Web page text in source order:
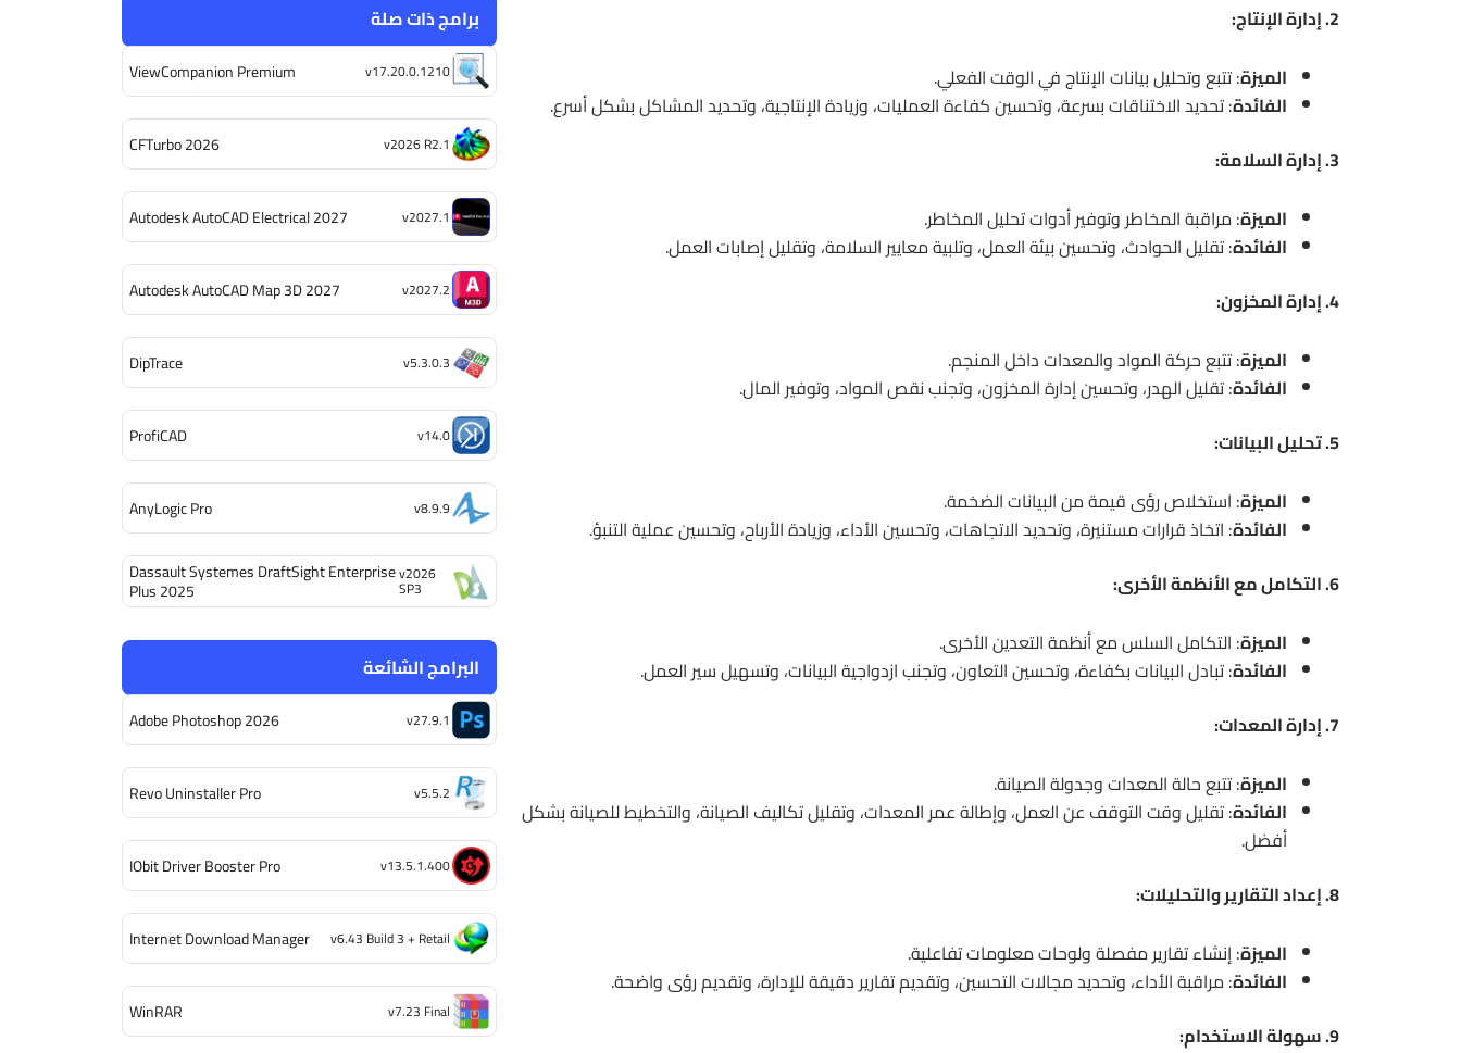
برامج ذات صلة
ViewCompanion Premium v17.20.0.1210
CFTurbo 2026 v2026 R2.1
Autodesk AutoCAD Electrical 2027 v2027.1
Autodesk AutoCAD Map 3D 2027 v2027.2
DipTrace v5.3.0.3
ProfiCAD v14.0
AnyLogic Pro v8.9.9
Dassault Systemes DraftSight Enterprise
Plus 2025
v2026
SP3
البرامج الشائعة
Adobe Photoshop 2026 v27.9.1
Revo Uninstaller Pro v5.5.2
IObit Driver Booster Pro v13.5.1.400
Internet Download Manager v6.43 Build 3 + Retail
WinRAR v7.23 Final
2. إدارة الإنتاج:
الميزة: تتبع وتحليل بيانات الإنتاج في الوقت الفعلي.
الفائدة: تحديد الاختناقات بسرعة، وتحسين كفاءة العمليات، وزيادة الإنتاجية، وتحديد المشاكل بشكل أسرع.
3. إدارة السلامة:
الميزة: مراقبة المخاطر وتوفير أدوات تحليل المخاطر.
الفائدة: تقليل الحوادث، وتحسين بيئة العمل، وتلبية معايير السلامة، وتقليل إصابات العمل.
4. إدارة المخزون:
الميزة: تتبع حركة المواد والمعدات داخل المنجم.
الفائدة: تقليل الهدر، وتحسين إدارة المخزون، وتجنب نقص المواد، وتوفير المال.
5. تحليل البيانات:
الميزة: استخلاص رؤى قيمة من البيانات الضخمة.
الفائدة: اتخاذ قرارات مستنيرة، وتحديد الاتجاهات، وتحسين الأداء، وزيادة الأرباح، وتحسين عملية التنبؤ.
6. التكامل مع الأنظمة الأخرى:
الميزة: التكامل السلس مع أنظمة التعدين الأخرى.
الفائدة: تبادل البيانات بكفاءة، وتحسين التعاون، وتجنب ازدواجية البيانات، وتسهيل سير العمل.
7. إدارة المعدات:
الميزة: تتبع حالة المعدات وجدولة الصيانة.
الفائدة: تقليل وقت التوقف عن العمل، وإطالة عمر المعدات، وتقليل تكاليف الصيانة، والتخطيط للصيانة بشكل
أفضل.
8. إعداد التقارير والتحليلات:
الميزة: إنشاء تقارير مفصلة ولوحات معلومات تفاعلية.
الفائدة: مراقبة الأداء، وتحديد مجالات التحسين، وتقديم تقارير دقيقة للإدارة، وتقديم رؤى واضحة.
9. سهولة الاستخدام: